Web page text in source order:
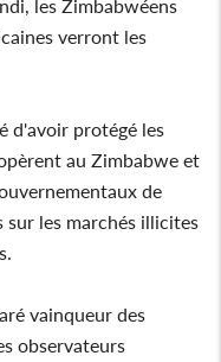
les Zimbabwéens
verront les
d'avoir protégé les
au Zimbabwe et
de
les marchés illicites
vainqueur des
observateurs